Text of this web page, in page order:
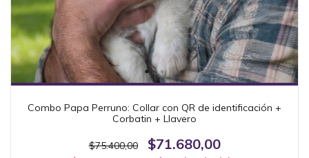
Combo Papa Perruno: Collar con QR de identificación +
Corbatin + Llavero
$75.400,00 $71.680,00